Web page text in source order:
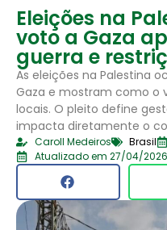
Eleições na
voto a Gaza
guerra e
As eleições na Palestina
Gaza e mostram como o
locais. O pleito define
impacta diretamente o
Caroll Medeiros Brasil
Atualizado em 27/04/2026